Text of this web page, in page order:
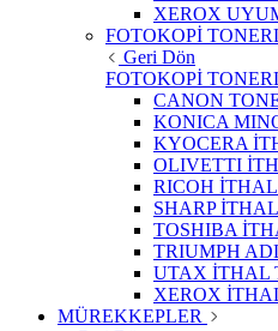
XEROX
FOTOKOPİ
Geri Dön
FOTOKOPİ
CANON
KONICA
KYOCERA
OLIVETTI
RICOH
SHARP
TOSHIBA
TRIUMPH
UTAX İTHAL
XEROX
MÜREKKEPLER